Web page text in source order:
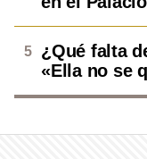
¿Qué falta
«Ella no se